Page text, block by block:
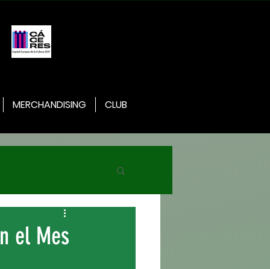
MERCHANDISING CLUB
el Mes